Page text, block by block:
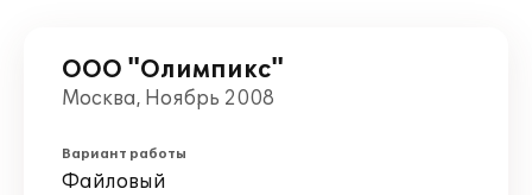
ООО "Олимпикс"
Москва, Ноябрь 2008
Вариант работы
Файловый